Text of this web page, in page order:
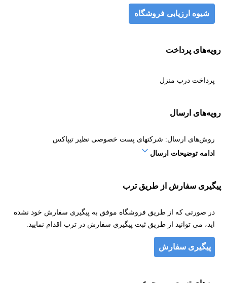
شیوه ارزیابی فروشگاه
رویه‌های پرداخت
پرداخت درب منزل
رویه‌های ارسال
روش‌های ارسال: شرکتهای پست خصوصی نظیر تیپاکس
ادامه توضیحات ارسال
پیگیری سفارش از طریق ترب
در صورتی که از طریق فروشگاه موفق به پیگیری سفارش خود نشده
اید، می توانید از طریق ثبت پیگیری سفارش در ترب اقدام نمایید.
پیگیری سفارش